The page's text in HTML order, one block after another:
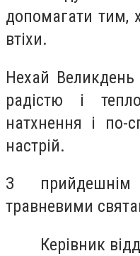
допомагати тим,
втіхи.
Нехай
радістю і
натхнення і по-
настрій.
З
травневими
Керівник